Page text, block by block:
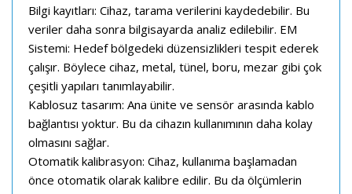
Bilgi kayıtları: Cihaz, tarama verilerini kaydedebilir. Bu
veriler daha sonra bilgisayarda analiz edilebilir. EM
Sistemi: Hedef bölgedeki düzensizlikleri tespit ederek
çalışır. Böylece cihaz, metal, tünel, boru, mezar gibi çok
çeşitli yapıları tanımlayabilir.
Kablosuz tasarım: Ana ünite ve sensör arasında kablo
bağlantısı yoktur. Bu da cihazın kullanımının daha kolay
olmasını sağlar.
Otomatik kalibrasyon: Cihaz, kullanıma başlamadan
önce otomatik olarak kalibre edilir. Bu da ölçümlerin